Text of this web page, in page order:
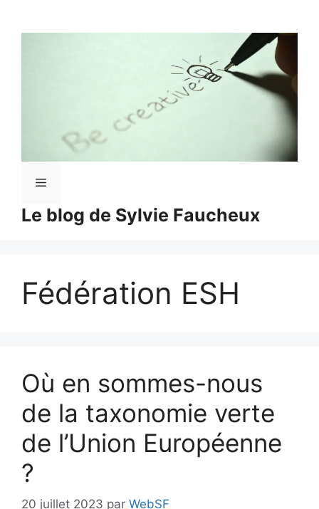
Le blog de Sylvie Faucheux
Menu
Fédération ESH
Où en sommes-nous
de la taxonomie verte
de l’Union Européenne
?
20 juillet 2023 par WebSF